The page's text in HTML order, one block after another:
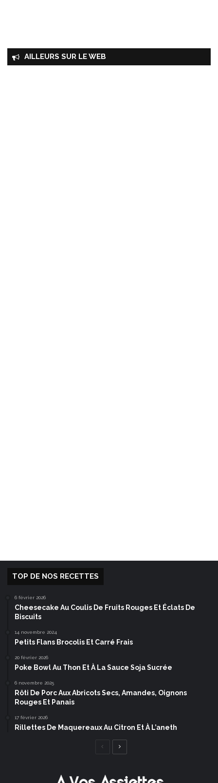
AILLEURS SUR LE WEB
TOP DE NOS RECETTES
6 février 2026
Cheesecake Au Coulis De Fruits Rouges Et Éclats De
Biscuits
14 novembre 2024
Petits Flans Brocolis Et Carré Frais
20 février 2026
Poke Bowl Au Thon Et À La Sauce Soja Sucrée
6 novembre 2025
Rôti De Porc Aux Abricots Secs, Amandes, Oignons
Rouges Et Panais
17 février 2026
Rillettes De Maquereaux Au Citron Et À L’aneth
Page